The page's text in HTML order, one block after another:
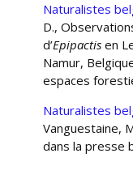
Naturalistes
D.,
d’Epipactisen
Namur,
espaces
Naturalistes
Vanguestaine,
dans la presse